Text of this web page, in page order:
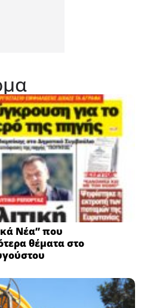
Νέα” που
θέματα στο